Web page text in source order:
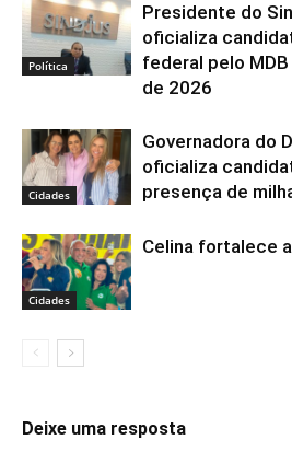
Política
Presidente do
oficializa
federal pelo
de 2026
Cidades
Governadora do
oficializa
presença de
Cidades
Celina fortalece
Deixe uma resposta